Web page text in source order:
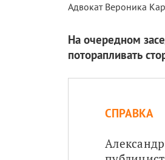
Адвокат Вероника
На очередном
поторапливать
СПРАВКА